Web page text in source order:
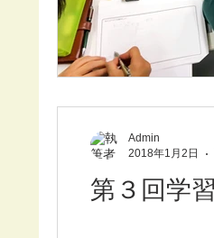
Admin
2018年1月2日